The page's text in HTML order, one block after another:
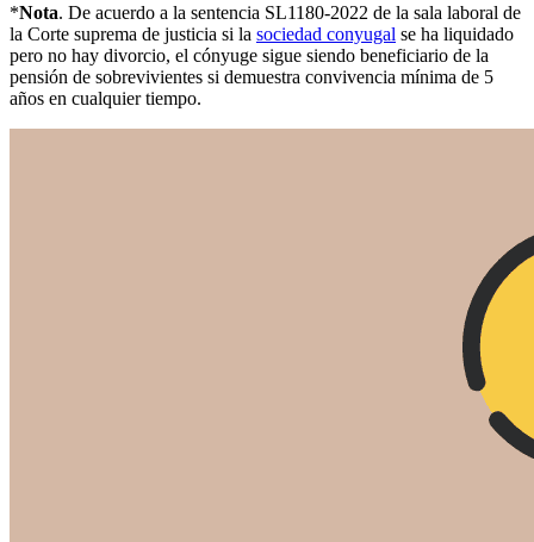
*Nota. De acuerdo a la sentencia SL1180-2022 de la sala laboral de
la Corte suprema de justicia si la sociedad conyugal se ha liquidado
pero no hay divorcio, el cónyuge sigue siendo beneficiario de la
pensión de sobrevivientes si demuestra convivencia mínima de 5
años en cualquier tiempo.